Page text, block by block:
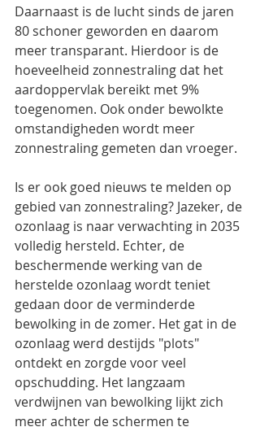
Daarnaast is de lucht sinds de jaren
80 schoner geworden en daarom
meer transparant. Hierdoor is de
hoeveelheid zonnestraling dat het
aardoppervlak bereikt met 9%
toegenomen. Ook onder bewolkte
omstandigheden wordt meer
zonnestraling gemeten dan vroeger.
Is er ook goed nieuws te melden op
gebied van zonnestraling? Jazeker, de
ozonlaag is naar verwachting in 2035
volledig hersteld. Echter, de
beschermende werking van de
herstelde ozonlaag wordt teniet
gedaan door de verminderde
bewolking in de zomer. Het gat in de
ozonlaag werd destijds "plots"
ontdekt en zorgde voor veel
opschudding. Het langzaam
verdwijnen van bewolking lijkt zich
meer achter de schermen te